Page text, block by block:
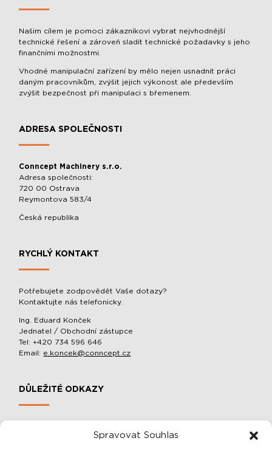
Spravovat Souhlas
Našim cílem je pomoci zákazníkovi vybrat nejvhodnější
technické řešení a zároveň sladit technické požadavky s jeho
finančními možnostmi.
Vhodné manipulační zařízení by mělo nejen usnadnit práci
daným pracovníkům, zvýšit jejich výkonost ale především
zvýšit bezpečnost při manipulaci s břemenem.
ADRESA SPOLEČNOSTI
Conncept Machinery s.r.o.
Adresa společnosti:
720 00 Ostrava
Reymontova 583/4
Česká republika
RYCHLÝ KONTAKT
Potřebujete zodpovědět Vaše dotazy?
Kontaktujte nás telefonicky.
Ing. Eduard Konček
Jednatel / Obchodní zástupce
Tel: +420 734 596 646
Email: e.koncek@conncept.cz
DŮLEŽITÉ ODKAZY